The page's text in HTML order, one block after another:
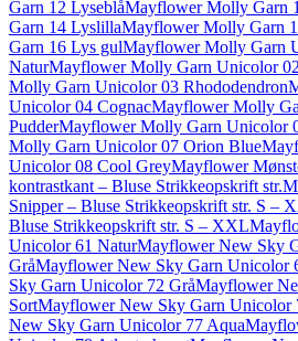
Garn 12 LyseblåMayflower Molly Garn
Garn 14 LyslillaMayflower Molly Garn
Garn 16 Lys gulMayflower Molly Garn
NaturMayflower Molly Garn Unicolor
Molly Garn Unicolor 03 Rhododendron
Unicolor 04 CognacMayflower Molly
PudderMayflower Molly Garn Unicolor
Molly Garn Unicolor 07 Orion Blue
Unicolor 08 Cool GreyMayflower
kontrastkant – Bluse Strikkeopskrift str.
Snipper – Bluse Strikkeopskrift str. S –
Bluse Strikkeopskrift str. S – XXL
Unicolor 61 NaturMayflower New Sky
GråMayflower New Sky Garn Unicolor
Sky Garn Unicolor 72 GråMayflower
SortMayflower New Sky Garn Unicolor
New Sky Garn Unicolor 77 Aqua